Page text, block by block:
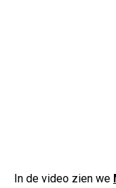
In de video zien we